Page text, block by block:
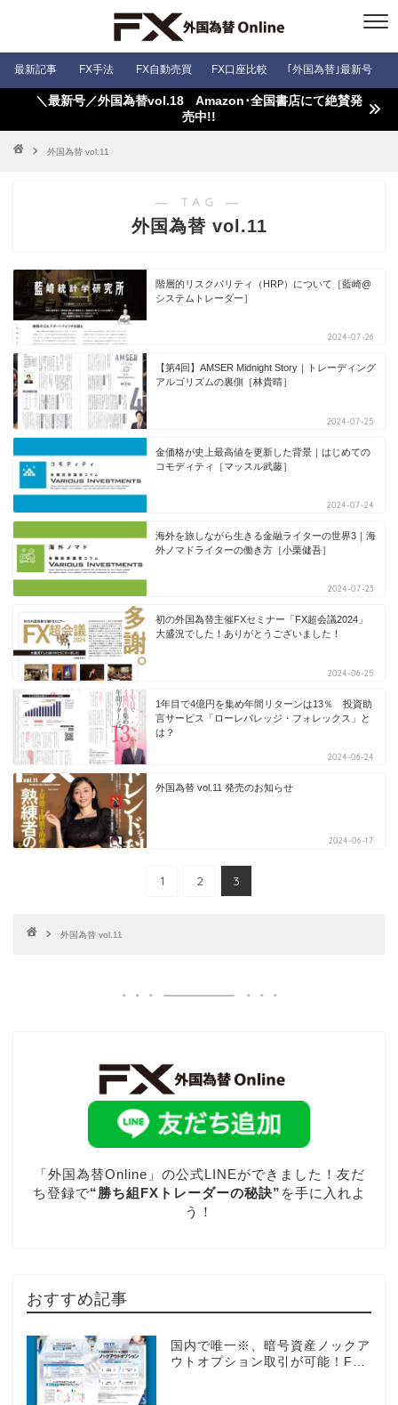
最新記事 FX手法 FX自動売買 FX口座比較 ｢外国為替｣最新号
＼最新号／外国為替vol.18 Amazon･全国書店にて絶賛発
売中!!
外国為替 vol.11
― TAG ―
外国為替 vol.11
階層的リスクパリティ（HRP）について［藍崎@
システムトレーダー］
2024-07-26
【第4回】AMSER Midnight Story｜トレーディング
アルゴリズムの裏側［林貴晴］
2024-07-25
金価格が史上最高値を更新した背景｜はじめての
コモディティ［マッスル武藤］
2024-07-24
海外を旅しながら生きる金融ライターの世界3｜海
外ノマドライターの働き方［小栗健吾］
2024-07-23
初の外国為替主催FXセミナー「FX超会議2024」
大盛況でした！ありがとうございました！
2024-06-25
1年目で4億円を集め年間リターンは13％ 投資助
言サービス「ローレバレッジ・フォレックス」と
は？
2024-06-24
外国為替 vol.11 発売のお知らせ
2024-06-17
1 2 3
外国為替 vol.11
「外国為替Online」の公式LINEができました！友だ
ち登録で“勝ち組FXトレーダーの秘訣” を手に入れよ
う！
おすすめ記事
国内で唯一※、暗号資産ノックア
ウトオプション取引が可能！FX